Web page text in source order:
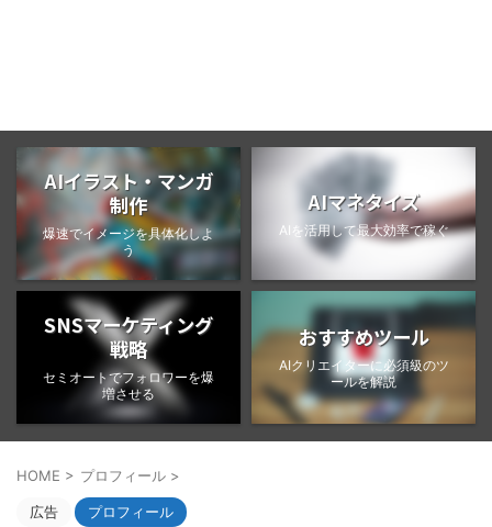
AIイラスト・マンガ
制作
爆速でイメージを具体化しよ
う
AIマネタイズ
AIを活用して最大効率で稼ぐ
SNSマーケティング
戦略
セミオートでフォロワーを爆
増させる
おすすめツール
AIクリエイターに必須級のツ
ールを解説
HOME > プロフィール >
広告 プロフィール